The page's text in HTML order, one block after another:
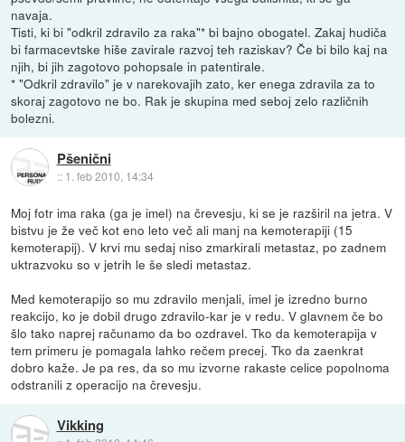
navaja.
Tisti, ki bi "odkril zdravilo za raka"* bi bajno obogatel. Zakaj hudiča
bi farmacevtske hiše zavirale razvoj teh raziskav? Če bi bilo kaj na
njih, bi jih zagotovo pohopsale in patentirale.
* "Odkril zdravilo" je v narekovajih zato, ker enega zdravila za to
skoraj zagotovo ne bo. Rak je skupina med seboj zelo različnih
bolezni.
Pšenični
:: 1. feb 2010, 14:34
Moj fotr ima raka (ga je imel) na črevesju, ki se je razširil na jetra. V
bistvu je že več kot eno leto več ali manj na kemoterapiji (15
kemoterapij). V krvi mu sedaj niso zmarkirali metastaz, po zadnem
uktrazvoku so v jetrih le še sledi metastaz.
Med kemoterapijo so mu zdravilo menjali, imel je izredno burno
reakcijo, ko je dobil drugo zdravilo-kar je v redu. V glavnem če bo
šlo tako naprej računamo da bo ozdravel. Tko da kemoterapija v
tem primeru je pomagala lahko rečem precej. Tko da zaenkrat
dobro kaže. Je pa res, da so mu izvorne rakaste celice popolnoma
odstranili z operacijo na črevesju.
Vikking